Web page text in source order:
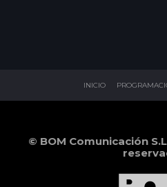
INICIO
© BOM Comunicación